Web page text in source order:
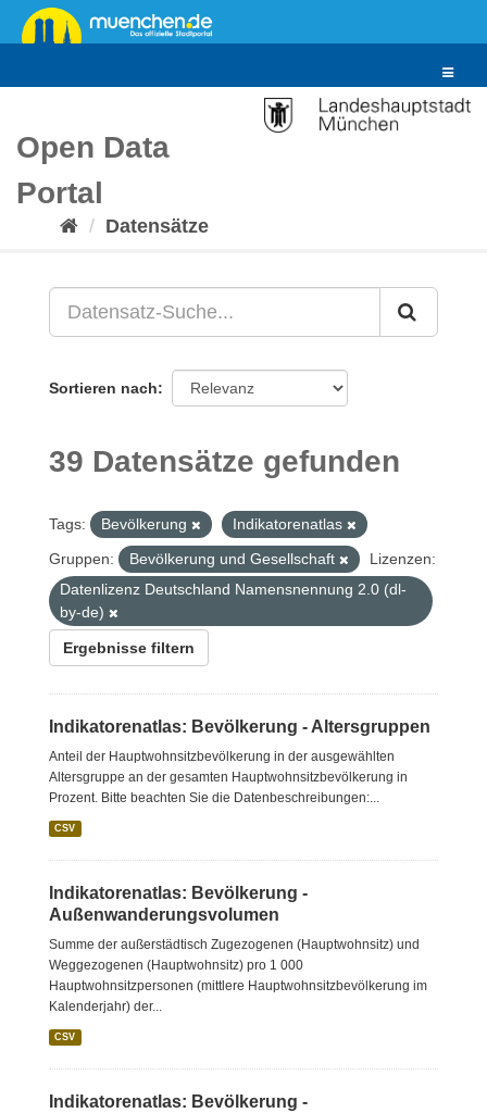
Überspringen
zum
Toggle
Open Data
Portal
Datensätze
Sortieren nach
39 Datensätze gefunden
Tags: Bevölkerung
Indikatorenatlas
Gruppen:
Bevölkerung und Gesellschaft
Lizenzen:
Datenlizenz Deutschland Namensnennung 2.0 (dl-
by-de)
Ergebnisse filtern
Indikatorenatlas: Bevölkerung - Altersgruppen
Anteil der Hauptwohnsitzbevölkerung in der ausgewählten
Altersgruppe an der gesamten Hauptwohnsitzbevölkerung in
Prozent. Bitte beachten Sie die Datenbeschreibungen:...
CSV
Indikatorenatlas: Bevölkerung -
Außenwanderungsvolumen
Summe der außerstädtisch Zugezogenen (Hauptwohnsitz) und
Weggezogenen (Hauptwohnsitz) pro 1 000
Hauptwohnsitzpersonen (mittlere Hauptwohnsitzbevölkerung im
Kalenderjahr) der...
CSV
Indikatorenatlas: Bevölkerung -